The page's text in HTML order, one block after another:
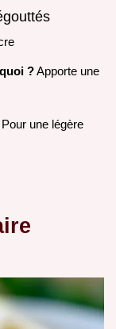
?Apporte une
Pour une légère